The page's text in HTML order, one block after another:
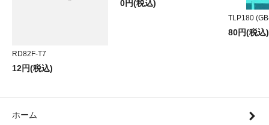
RD82F-T7
12円(税込)
0円(税込)
TLP180
80円(税込)
ホーム